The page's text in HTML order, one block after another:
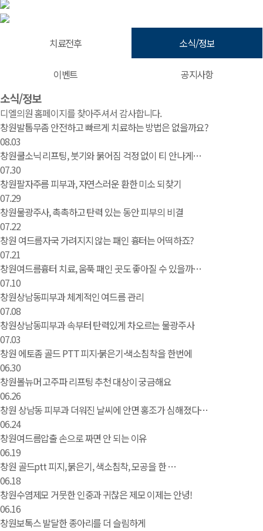
치료전후 소식/정보
이벤트 공지사항
소식/정보 | 창원 피부과 디엘의원
소식/정보
디엘의원 홈페이지를 찾아주셔서 감사합니다.
창원발톱무좀 안전하고 빠르게 치료하는 방법은 없을까요?
08.03
창원쿨소닉 리프팅, 붓기와 붉어짐 걱정 없이 티 안나게…
07.30
창원팔자주름 피부과, 자연스러운 환한 미소 되찾기
07.29
창원물광주사, 촉촉하고 탄력 있는 동안 피부의 비결
07.22
창원 여드름자국 가려지지 않는 패인 흉터는 어떡하죠?
07.21
창원여드름흉터 치료, 움푹 패인 곳도 좋아질 수 있을까…
07.10
창원상남동피부과 체계적인 여드름 관리
07.08
창원상남동피부과 속부터 탄력있게 차오르는 물광주사
07.03
창원 에토좀 골드 PTT 피지·붉은기·색소침착을 한번에
06.30
창원볼뉴머 고주파 리프팅 추천 대상이 궁금해요
06.26
창원 상남동 피부과 더워진 날씨에 안면 홍조가 심해졌다…
06.24
창원여드름압출 손으로 짜면 안 되는 이유
06.19
창원 골드ptt 피지, 붉은기, 색소침착, 모공을 한 …
06.18
창원수염제모 거뭇한 인중과 귀찮은 제모 이제는 안녕!
06.16
창원보톡스 발달한 종아리를 더 슬림하게